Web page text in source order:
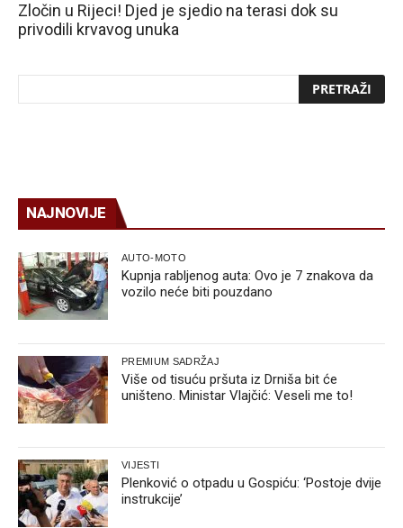
Zločin u Rijeci! Djed je sjedio na terasi dok su
privodili krvavog unuka
NAJNOVIJE
AUTO-MOTO
Kupnja rabljenog auta: Ovo je 7 znakova da
vozilo neće biti pouzdano
PREMIUM SADRŽAJ
Više od tisuću pršuta iz Drniša bit će
uništeno. Ministar Vlajčić: Veseli me to!
VIJESTI
Plenković o otpadu u Gospiću: ‘Postoje dvije
instrukcije’